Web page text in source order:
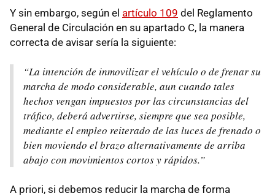
Y sin embargo, según el artículo 109 del Reglamento
General de Circulación en su apartado C, la manera
correcta de avisar sería la siguiente:
“La intención de inmovilizar el vehículo o de frenar su
marcha de modo considerable, aun cuando tales
hechos vengan impuestos por las circunstancias del
tráfico, deberá advertirse, siempre que sea posible,
mediante el empleo reiterado de las luces de frenado o
bien moviendo el brazo alternativamente de arriba
abajo con movimientos cortos y rápidos.”
A priori, si debemos reducir la marcha de forma